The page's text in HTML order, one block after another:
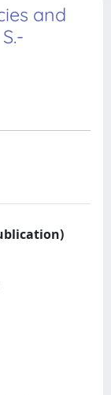
and